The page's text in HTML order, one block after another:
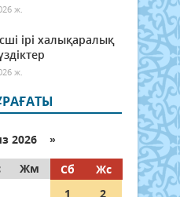
ж.
ірі халықаралық
ж.
2026 »
Жм Сб
Жс
1
2